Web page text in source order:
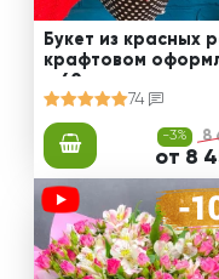
Букет из красных
крафтовом
и 60 см
74
-3% 8
от 8